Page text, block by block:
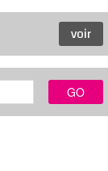
voir
GO